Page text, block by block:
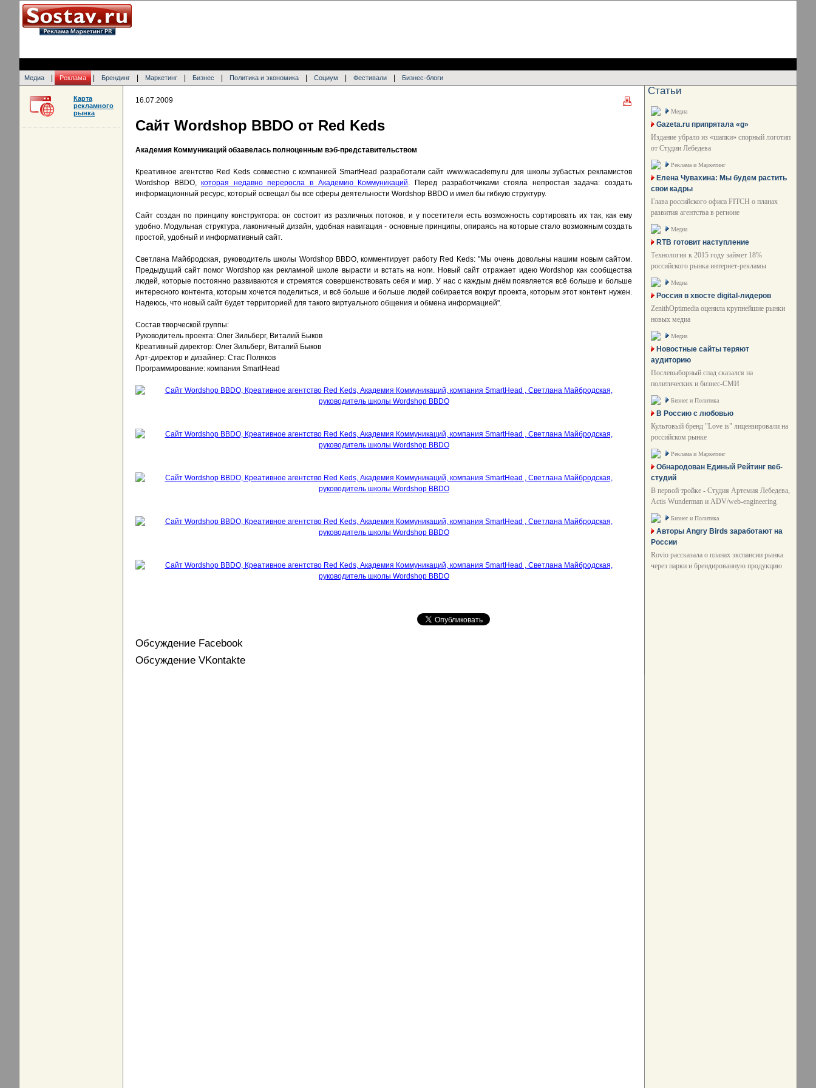
Медиа Реклама Брендинг Маркетинг Бизнес Политика и экономика Социум Фестивали Бизнес-блоги
16.07.2009
Сайт Wordshop BBDO от Red Keds
Академия Коммуникаций обзавелась полноценным вэб-представительством
Креативное агентство Red Keds совместно с компанией SmartHead разработали сайт www.wacademy.ru для школы зубастых рекламистов
Wordshop BBDO,которая недавно переросла в Академию Коммуникаций. Перед разработчиками стояла непростая задача: создать
информационный ресурс, который освещал бы все сферы деятельности Wordshop BBDO и имел бы гибкую структуру.
Сайт создан по принципу конструктора: он состоит из различных потоков, и у посетителя есть возможность сортировать их так, как ему
удобно. Модульная структура, лаконичный дизайн, удобная навигация - основные принципы, опираясь на которые стало возможным создать
простой, удобный и информативный сайт.
Светлана Майбродская, руководитель школы Wordshop BBDO, комментирует работу Red Keds: "Мы очень довольны нашим новым сайтом.
Предыдущий сайт помог Wordshop как рекламной школе вырасти и встать на ноги. Новый сайт отражает идею Wordshop как сообщества
людей, которые постоянно развиваются и стремятся совершенствовать себя и мир. У нас с каждым днём появляется всё больше и больше
интересного контента, которым хочется поделиться, и всё больше и больше людей собирается вокруг проекта, которым этот контент нужен.
Надеюсь, что новый сайт будет территорией для такого виртуального общения и обмена информацией".
Состав творческой группы:
Руководитель проекта: Олег Зильберг, Виталий Быков
Креативный директор: Олег Зильберг, Виталий Быков
Арт-директор и дизайнер: Стас Поляков
Программирование: компания SmartHead
Обсуждение Facebook
Обсуждение VKontakte
Карта
рекламного
рынка
Статьи
Медиа
Gazeta.ru припрятала «g»
Издание убрало из «шапки» спорный логотип
от Студии Лебедева
Реклама и Маркетинг
Елена Чувахина: Мы будем растить
свои кадры
Глава российского офиса FITCH о планах
развития агентства в регионе
Медиа
RTB готовит наступление
Технология к 2015 году займет 18%
российского рынка интернет-рекламы
Медиа
Россия в хвосте digital-лидеров
ZenithOptimedia оценила крупнейшие рынки
новых медиа
Медиа
Новостные сайты теряют
аудиторию
Послевыборный спад сказался на
политических и бизнес-СМИ
Бизнес и Политика
В Россию с любовью
Культовый бренд "Love is" лицензировали на
российском рынке
Реклама и Маркетинг
Обнародован Единый Рейтинг веб-
студий
В первой тройке - Студия Артемия Лебедева,
Actis Wunderman и ADV/web-engineering
Бизнес и Политика
Авторы Angry Birds заработают на
России
Rovio рассказала о планах экспансии рынка
через парки и брендированную продукцию